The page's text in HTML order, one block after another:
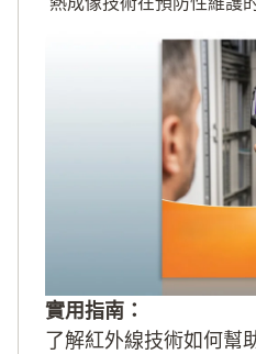
實用指南：
了解紅外線技術如何幫